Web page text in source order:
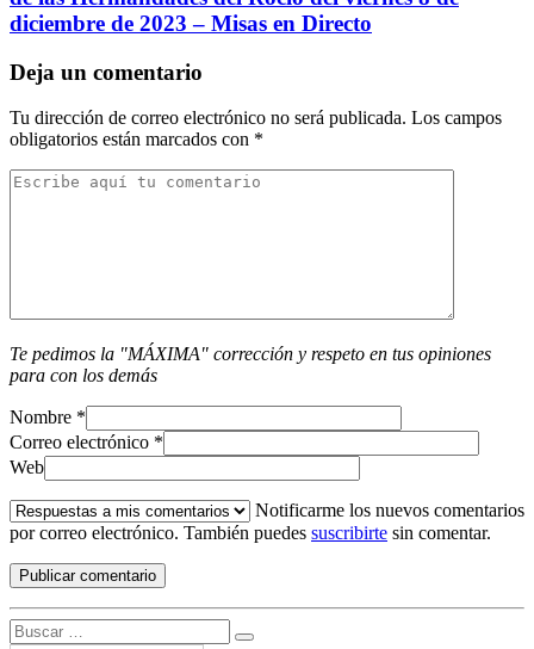
diciembre de 2023 – Misas en Directo
Deja un comentario
Tu dirección de correo electrónico no será publicada. Los campos
obligatorios están marcados con *
Te pedimos la "MÁXIMA" corrección y respeto en tus opiniones
para con los demás
Nombre *
Correo electrónico *
Web
Notificarme los nuevos comentarios
por correo electrónico. También puedes suscribirte sin comentar.